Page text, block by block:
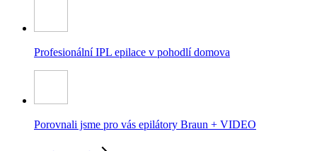
Profesionální IPL epilace v pohodlí domova
Porovnali jsme pro vás epilátory Braun + VIDEO